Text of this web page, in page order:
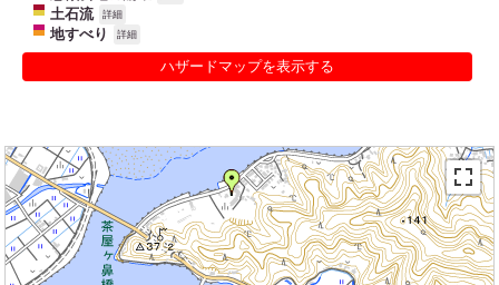
土石流 詳細
地すべり 詳細
ハザードマップを表示する